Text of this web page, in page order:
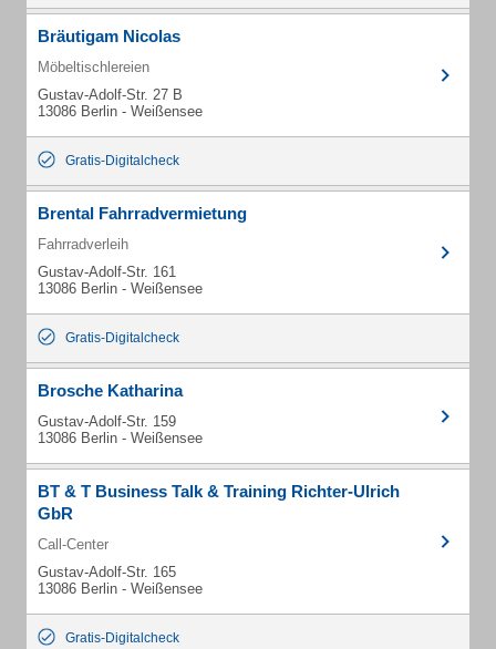
Bräutigam Nicolas
Möbeltischlereien
Gustav-Adolf-Str. 27 B
13086 Berlin - Weißensee
Gratis-Digitalcheck
Brental Fahrradvermietung
Fahrradverleih
Gustav-Adolf-Str. 161
13086 Berlin - Weißensee
Gratis-Digitalcheck
Brosche Katharina
Gustav-Adolf-Str. 159
13086 Berlin - Weißensee
BT & T Business Talk & Training Richter-Ulrich
GbR
Call-Center
Gustav-Adolf-Str. 165
13086 Berlin - Weißensee
Gratis-Digitalcheck